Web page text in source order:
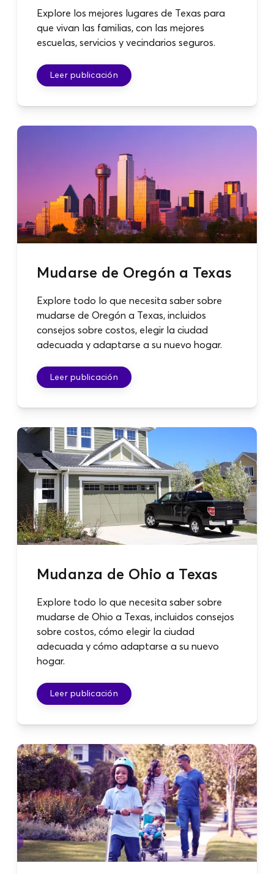
Explore los mejores lugares de Texas para
que vivan las familias, con las mejores
escuelas, servicios y vecindarios seguros.
Leer publicación
Mudarse de Oregón a Texas
Explore todo lo que necesita saber sobre
mudarse de Oregón a Texas, incluidos
consejos sobre costos, elegir la ciudad
adecuada y adaptarse a su nuevo hogar.
Leer publicación
Mudanza de Ohio a Texas
Explore todo lo que necesita saber sobre
mudarse de Ohio a Texas, incluidos consejos
sobre costos, cómo elegir la ciudad
adecuada y cómo adaptarse a su nuevo
hogar.
Leer publicación